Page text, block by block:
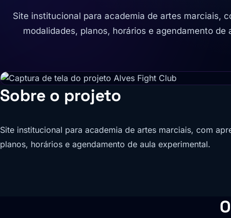
Site institucional para academia de artes marciais,
modalidades, planos, horários e agendamento de
Sobre o projeto
Site institucional para academia de artes marciais, com
planos, horários e agendamento de aula experimental.